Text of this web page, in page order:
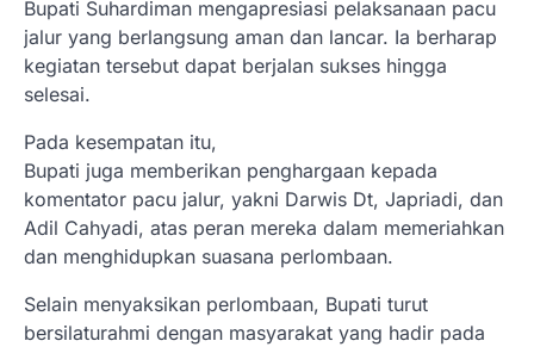
Bupati Suhardiman mengapresiasi pelaksanaan pacu
jalur yang berlangsung aman dan lancar. Ia berharap
kegiatan tersebut dapat berjalan sukses hingga
selesai.
Pada kesempatan itu,
Bupati juga memberikan penghargaan kepada
komentator pacu jalur, yakni Darwis Dt, Japriadi, dan
Adil Cahyadi, atas peran mereka dalam memeriahkan
dan menghidupkan suasana perlombaan.
Selain menyaksikan perlombaan, Bupati turut
bersilaturahmi dengan masyarakat yang hadir pada